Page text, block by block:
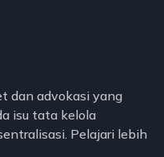
dan advokasi yang
isu tata kelola
Pelajari lebih